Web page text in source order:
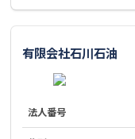
有限会社石川石油
法人番号